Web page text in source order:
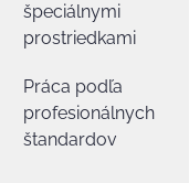
špeciálnymi
prostriedkami
Práca podľa
profesionálnych
štandardov